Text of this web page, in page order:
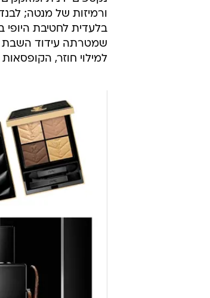
ורמיזות של מנטה;
בלעדית לחטיבת
שמטרתה עידוד השבת
למילוי חוזר,